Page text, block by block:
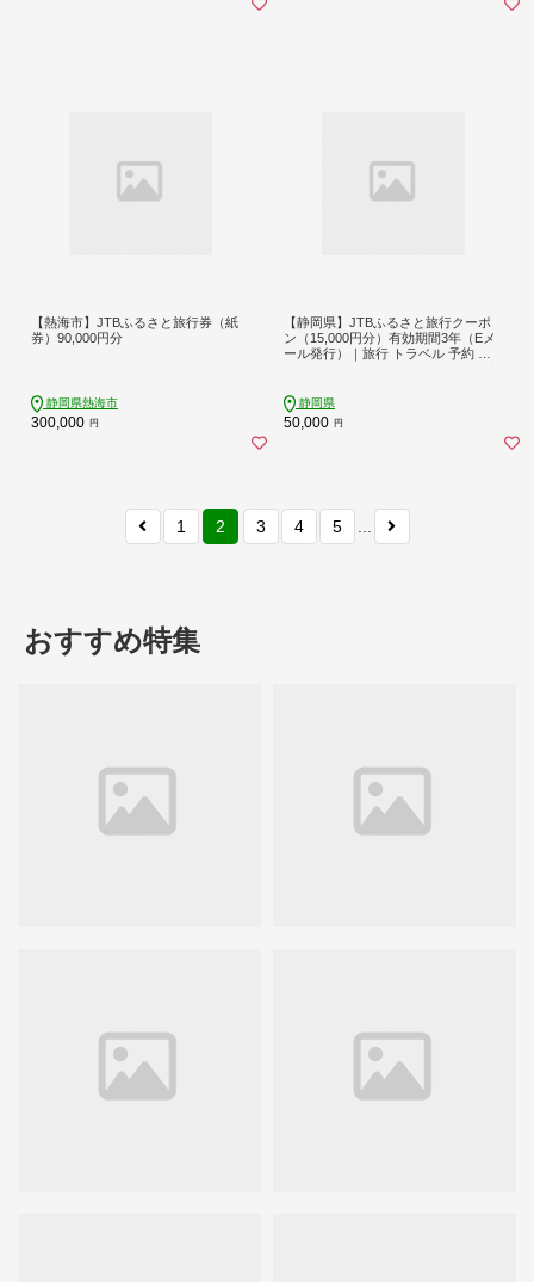
【熱海市】JTBふるさと旅行券（紙
券）90,000円分
静岡県熱海市
300,000 円
【静岡県】JTBふるさと旅行クーポ
ン（15,000円分）有効期間3年（Eメ
ール発行）｜旅行 トラベル 予約 国
ット 子供 子連れ カップル 家族 人気
おすすめ 旅行クーポン 店頭 オンラ
イン ネット予約 電話 有効期間3年
静岡県
50,000 円
1 2 3 4 5
おすすめ特集